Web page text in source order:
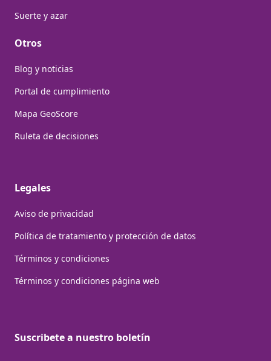
Suerte y azar
Otros
Blog y noticias
Portal de cumplimiento
Mapa GeoScore
Ruleta de decisiones
Legales
Aviso de privacidad
Política de tratamiento y protección de datos
Términos y condiciones
Términos y condiciones página web
Suscribete a nuestro boletín